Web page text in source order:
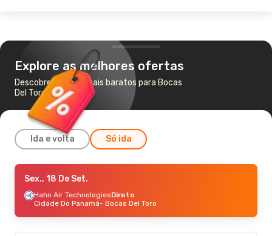
Explore as melhores ofertas
Descobre os voos mais baratos para Bocas
Del Toro
Ida e volta Só ida
Seg., 31 De Ago.
Hahn Air TechnologiesDireto
Cidade Do Panamá- Bocas Del Toro
Bocas Del Toro- Cidade Do Panamá
Sex., 18 De Set.
Hahn Air TechnologiesDireto
Cidade Do Panamá- Bocas Del Toro